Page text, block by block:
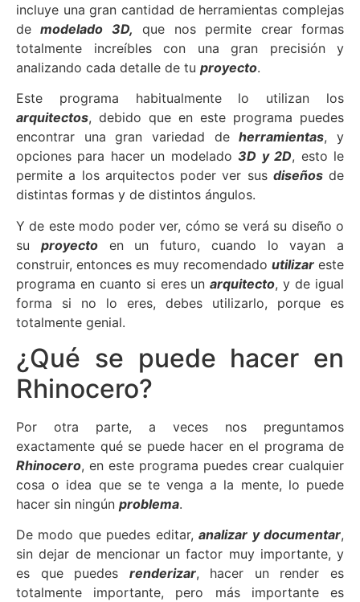
incluye una gran cantidad de herramientas complejas
demodelado 3D,
que nos permite crear formas
totalmente increíbles con una gran precisión y
analizando cada detalle de tu proyecto.
Este programa habitualmente lo utilizan los
arquitectos, debido que en este programa puedes
encontrar una gran variedad deherramientas, y
opciones para hacer un modelado3D y 2D, esto le
permite a los arquitectos poder ver sus diseñosde
distintas formas y de distintos ángulos.
Y de este modo poder ver, cómo se verá su diseño o
su proyectoen un futuro, cuando lo vayan a
construir, entonces es muy recomendado utilizar este
programa en cuanto si eres unarquitecto, y de igual
forma si no lo eres, debes utilizarlo, porque es
totalmente genial.
¿Qué se puede hacer en
Rhinocero?
Por otra parte, a veces nos preguntamos
exactamente qué se puede hacer en el programa de
Rhinocero, en este programa puedes crear cualquier
cosa o idea que se te venga a la mente, lo puede
hacer sin ningún problema.
De modo que puedes editar,analizar y documentar,
sin dejar de mencionar un factor muy importante, y
es que puedes renderizar, hacer un render es
totalmente importante, pero más importante es